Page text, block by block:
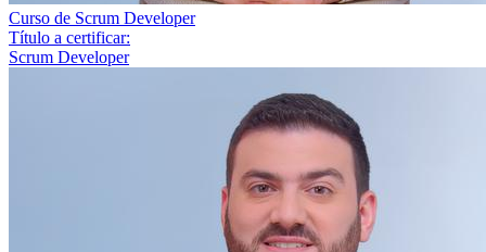
Curso de Scrum Developer
Título a certificar:
Scrum Developer